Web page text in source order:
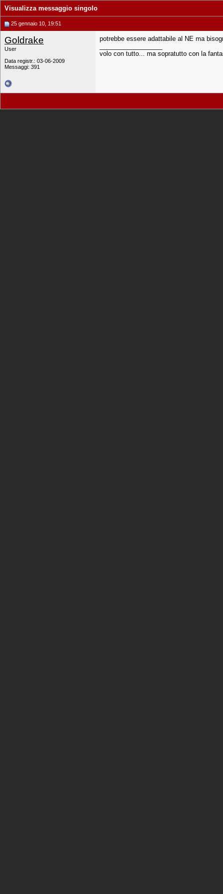
Visualizza messaggio singolo
25 gennaio 10, 19:51
Goldrake
User
Data registr.: 03-06-2009
Messaggi: 391
potrebbe essere adattabile al NE ma
volo con tutto... ma sopratutto con la